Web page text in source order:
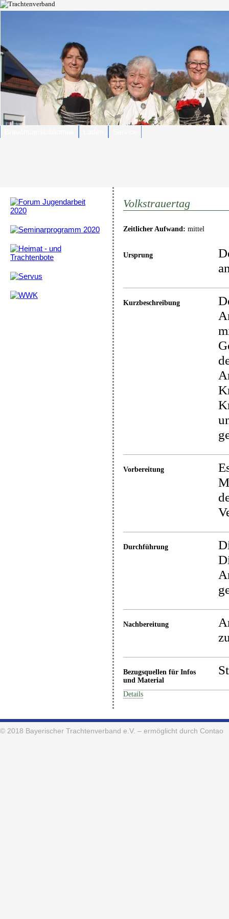
Volkstrauertag
Zeitlicher Aufwand: mittel
Ursprung
Kurzbeschreibung
Vorbereitung
Durchführung
Nachbereitung
Bezugsquellen für Infos
und Material
Details
© 2018 Bayerischer Trachtenverband e.V. – ermöglicht durch Contao